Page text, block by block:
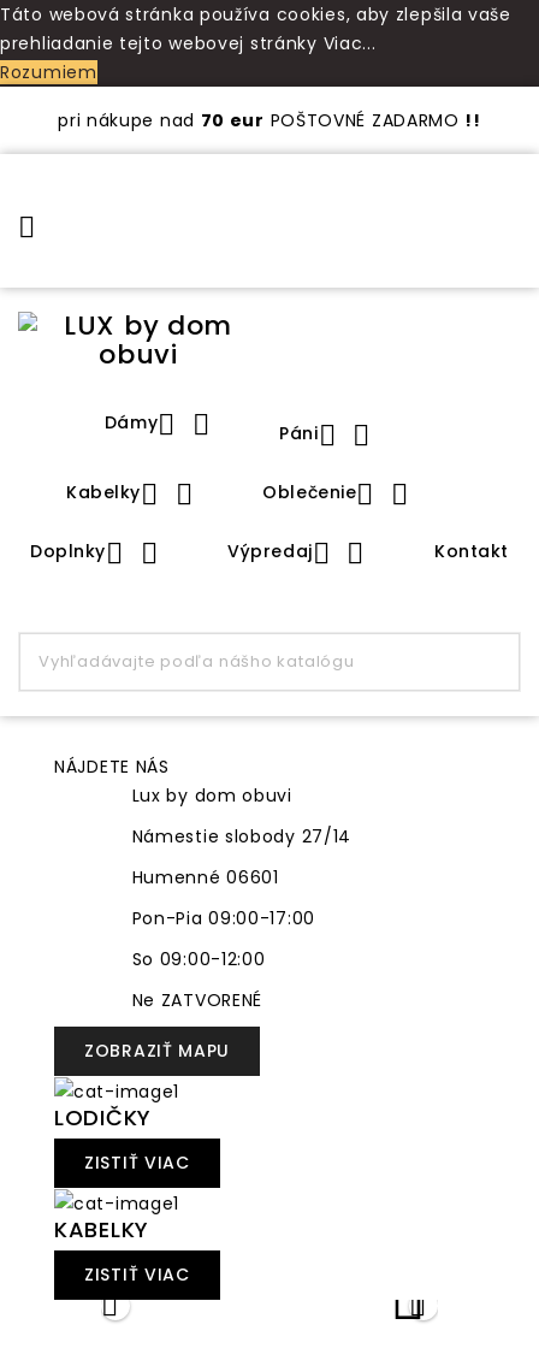
Táto webová stránka používa cookies, aby zlepšila vaše
prehliadanie tejto webovej stránky Viac...
Rozumiem
pri nákupe nad 70 eur POŠTOVNÉ ZADARMO !!

 
Dámy  
Páni
 
Kabelky  
Oblečenie
 
Doplnky  
Výpredaj Kontakt
NÁJDETE NÁS
Lux by dom obuvi
Námestie slobody 27/14
Humenné 06601
Pon-Pia 09:00-17:00
So 09:00-12:00
Ne ZATVORENÉ
ZOBRAZIŤ MAPU
LODIČKY
ZISTIŤ VIAC
KABELKY
ZISTIŤ VIAC 
 